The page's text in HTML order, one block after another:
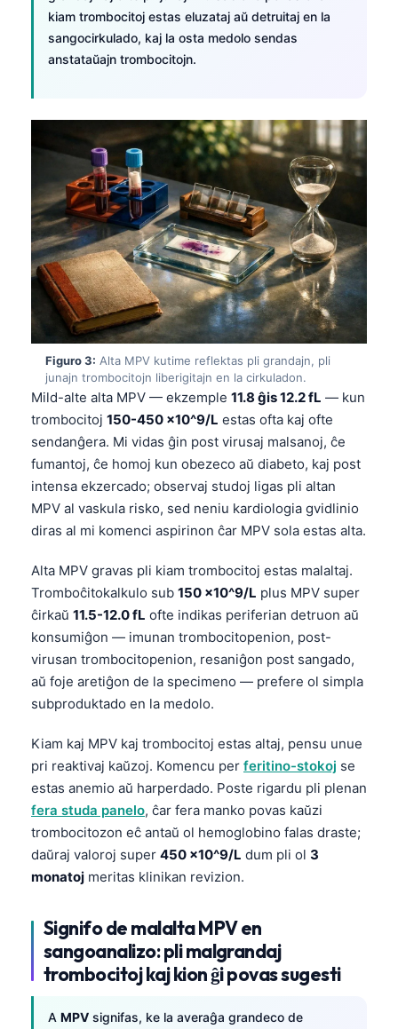
kiam trombocitoj estas eluzataj aŭ detruitaj en la
sangocirkulado, kaj la osta medolo sendas
anstataŭajn trombocitojn.
Figuro 3: Alta MPV kutime reflektas pli grandajn, pli
junajn trombocitojn liberigitajn en la cirkuladon.
Mild-alte alta MPV — ekzemple 11.8 ĝis 12.2 fL — kun
trombocitoj 150-450 ×10^9/L estas ofta kaj ofte
sendanĝera. Mi vidas ĝin post virusaj malsanoj, ĉe
fumantoj, ĉe homoj kun obezeco aŭ diabeto, kaj post
intensa ekzercado; observaj studoj ligas pli altan
MPV al vaskula risko, sed neniu kardiologia gvidlinio
diras al mi komenci aspirinon ĉar MPV sola estas alta.
Alta MPV gravas pli kiam trombocitoj estas malaltaj.
Tromboĉitokalkulo sub 150 ×10^9/L plus MPV super
ĉirkaŭ 11.5-12.0 fL ofte indikas periferian detruon aŭ
konsumiĝon — imunan trombocitopenion, post-
virusan trombocitopenion, resaniĝon post sangado,
aŭ foje aretiĝon de la specimeno — prefere ol simpla
subproduktado en la medolo.
Kiam kaj MPV kaj trombocitoj estas altaj, pensu unue
pri reaktivaj kaŭzoj. Komencu per feritino-stokoj se
estas anemio aŭ harperdado. Poste rigardu pli plenan
fera studa panelo, ĉar fera manko povas kaŭzi
trombocitozon eĉ antaŭ ol hemoglobino falas draste;
daŭraj valoroj super 450 ×10^9/L dum pli ol 3
monatoj meritas klinikan revizion.
Signifo de malalta MPV en
sangoanalizo: pli malgrandaj
trombocitoj kaj kion ĝi povas sugesti
A MPV signifas, ke la averaĝa grandeco de